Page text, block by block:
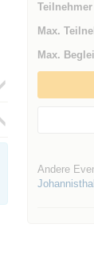
Teilnehmer
Max.
Max.
Andere
Johannisthal